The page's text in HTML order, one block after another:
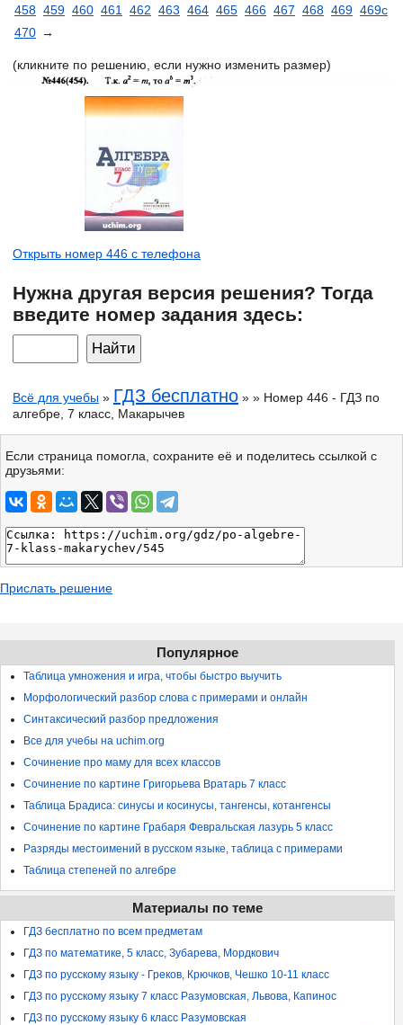
458 459 460 461 462 463 464 465 466 467 468 469 469с
470 →
(кликните по решению, если нужно изменить размер)
Открыть номер 446 с телефона
Нужна другая версия решения? Тогда
введите номер задания здесь:
Всё для учебы » ГДЗ бесплатно » » Номер 446 - ГДЗ по
алгебре, 7 класс, Макарычев
Если страница помогла, сохраните её и поделитесь ссылкой с
друзьями:
Прислать решение
Популярное
Таблица умножения и игра, чтобы быстро выучить
Морфологический разбор слова с примерами и онлайн
Синтаксический разбор предложения
Все для учебы на uchim.org
Сочинение про маму для всех классов
Сочинение по картине Григорьева Вратарь 7 класс
Таблица Брадиса: синусы и косинусы, тангенсы, котангенсы
Сочинение по картине Грабаря Февральская лазурь 5 класс
Разряды местоимений в русском языке, таблица с примерами
Таблица степеней по алгебре
Материалы по теме
ГДЗ бесплатно по всем предметам
ГДЗ по математике, 5 класс, Зубарева, Мордкович
ГДЗ по русскому языку - Греков, Крючков, Чешко 10-11 класс
ГДЗ по русскому языку 7 класс Разумовская, Львова, Капинос
ГДЗ по русскому языку 6 класс Разумовская